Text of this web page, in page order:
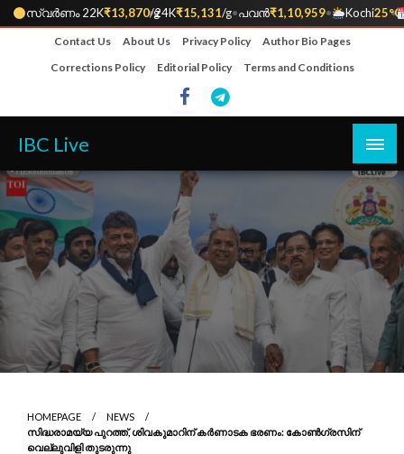
സ്വർണം 22K₹13,870/g
•24K₹15,131/g•പവൻ₹1,10,959• Kochi25°C
•
Contact Us About Us Privacy Policy
Author Bio Pages
Corrections Policy
Editorial Policy Terms and Conditions
IBC Live
HOMEPAGE
NEWS
സിദ്ധരാമയ്യ പുറത്ത്, ശിവകുമാറിന് കർണാടക ഭരണം: കോൺഗ്രസിന്
വെല്ലുവിളി തുടരുന്നു